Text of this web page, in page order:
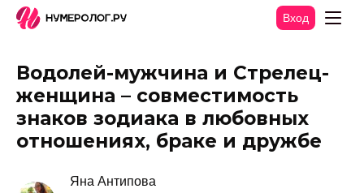
Вход
Водолей-мужчина и Стрелец-
женщина – совместимость
знаков зодиака в любовных
отношениях, браке и дружбе
Яна Антипова